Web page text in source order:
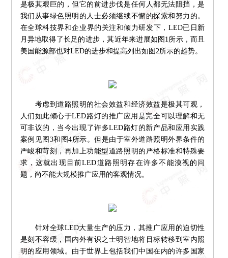
是极其艰巨的，但它的前进步伐是任何人都无法阻挡，是
我们从事绿色照明的人士必须继续不懈的探索和努力的。
在全球科技界和企业界的关注和倾力研发下，LED已日新
月异地取得了长足的进步，其近年来进展如图1所示，而且
美国能源部也对LED的进步和提高列出如图2所示的趋势。
考虑到道路照明的社会效益和经济效益是极其可观，
人们如此倾心于LED路灯的推广应用是完全可以理解和无
可非议的，当今出现了许多LED路灯的新产品和应用实践
案例见图3和图4所示。但是由于室外道路照明外界条件的
严峻和苛刻，再加上功能型道路照明的严格标准和特殊要
求，这就出现目前LED道路照明存在许多不能漠视的问
题，尚不能大规模推广应用的客观情况。
针对全球LED大量生产的压力，其推广应用的迫切性
是刻不容缓，国内外有识之士明智地将目标转移到室内照
明的应用领域。由于世界上包括我们中国在内的许多国家